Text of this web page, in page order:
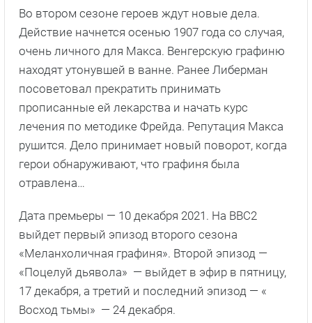
Во втором сезоне героев ждут новые дела.
Действие начнется осенью 1907 года со случая,
очень личного для Макса. Венгерскую графиню
находят утонувшей в ванне. Ранее Либерман
посоветовал прекратить принимать
прописанные ей лекарства и начать курс
лечения по методике Фрейда. Репутация Макса
рушится. Дело принимает новый поворот, когда
герои обнаруживают, что графиня была
отравлена​​…
Дата премьеры — 10 декабря 2021. На BBC2
выйдет первый эпизод второго сезона
«Меланхоличная графиня». Второй эпизод —
«Поцелуй дьявола» — выйдет в эфир в пятницу,
17 декабря, а третий и последний эпизод — «
Восход тьмы» — 24 декабря.